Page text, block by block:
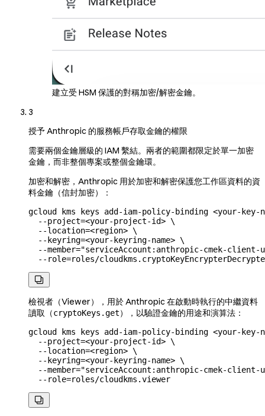
建立受 HSM 保護的對稱加密/解密金鑰。
3
授予 Anthropic 的服務帳戶存取金鑰的權限
需要兩個金鑰層級的 IAM 繫結。兩者的範圍都限定於單一加密
金鑰，而非整個專案或整個金鑰環。
加密和解密，Anthropic 用於加密和解密保護您工作區資料的資
料金鑰（信封加密）：
gcloud kms keys add-iam-policy-binding <your-key-
  --project=
<your-project-id> \
  --location=
<region> \
  --keyring=
<your-keyring-name> \
  --member=
"serviceAccount:anthropic-cmek-client-
--role=roles/

檢視者（Viewer），用於 Anthropic 在啟動時執行的中繼資料
讀取（cryptoKeys.get），以驗證金鑰的用途和演算法：
gcloud kms keys add-iam-policy-binding <your-key-
  --project=
<your-project-id> \
  --location=
<region> \
  --keyring=
<your-keyring-name> \
  --member=
"serviceAccount:anthropic-cmek-client-
  --role=roles/cloudkms.viewer
